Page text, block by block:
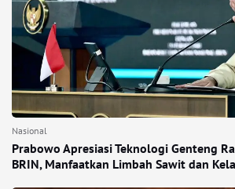
Nasional
Prabowo Apresiasi Teknologi Genteng
BRIN, Manfaatkan Limbah Sawit dan